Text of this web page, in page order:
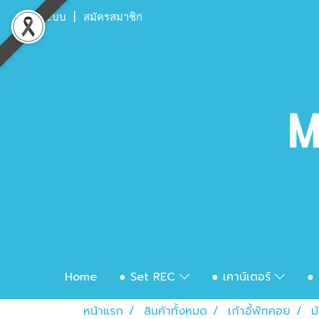
เข้าสู่ระบบ สมัครสมาชิก
Home ● Set REC ● เคาน์เตอร์
●
หน้าแรก
สินค้าทั้งหมด เก้าอี้พักคอย